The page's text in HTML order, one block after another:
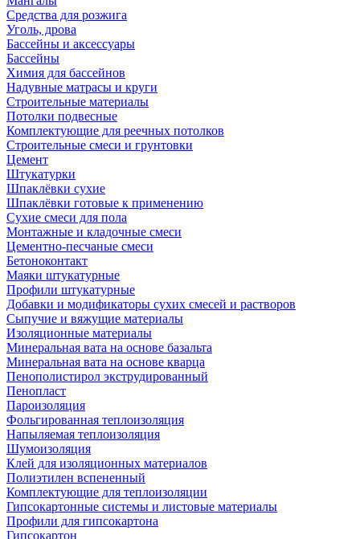
Средства для розжига
Уголь, дрова
Бассейны и аксессуары
Бассейны
Химия для бассейнов
Надувные матрасы и круги
Строительные материалы
Потолки подвесные
Комплектующие для реечных потолков
Строительные смеси и грунтовки
Цемент
Штукатурки
Шпаклёвки сухие
Шпаклёвки готовые к применению
Сухие смеси для пола
Монтажные и кладочные смеси
Цементно-песчаные смеси
Бетоноконтакт
Маяки штукатурные
Профили штукатурные
Добавки и модификаторы сухих смесей и растворов
Сыпучие и вяжущие материалы
Изоляционные материалы
Минеральная вата на основе базальта
Минеральная вата на основе кварца
Пенополистирол экструдированный
Пенопласт
Пароизоляция
Фольгированная теплоизоляция
Напыляемая теплоизоляция
Шумоизоляция
Клей для изоляционных материалов
Полиэтилен вспененный
Комплектующие для теплоизоляции
Гипсокартонные системы и листовые материалы
Профили для гипсокартона
Гипсокартон